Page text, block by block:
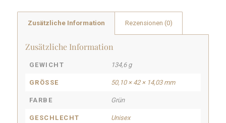
Zusätzliche Information Rezensionen (0)
Zusätzliche Information
GEWICHT 134,6 g
GRÖSSE 50,10 × 42 × 14,03 mm
FARBE Grün
GESCHLECHT Unisex